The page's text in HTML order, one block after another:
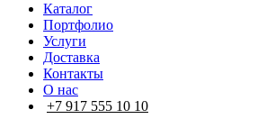
Каталог
Портфолио
Услуги
Доставка
Контакты
О нас
+7 917 555 10 10